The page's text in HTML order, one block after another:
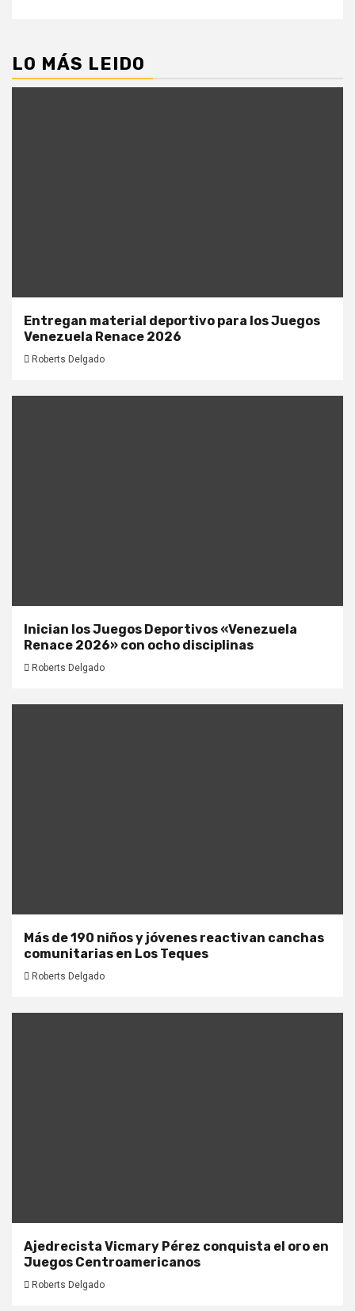
LO MÁS LEIDO
Entregan material deportivo para los Juegos
Venezuela Renace 2026
Roberts Delgado
Inician los Juegos Deportivos «Venezuela
Renace 2026» con ocho disciplinas
Roberts Delgado
Más de 190 niños y jóvenes reactivan canchas
comunitarias en Los Teques
Roberts Delgado
Ajedrecista Vicmary Pérez conquista el oro en
Juegos Centroamericanos
Roberts Delgado